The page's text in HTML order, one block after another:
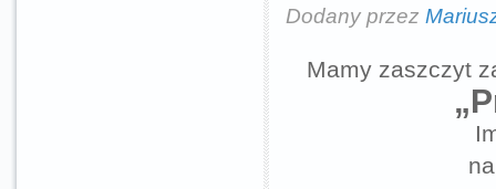
Dodany przez
Mamy zaszczyt